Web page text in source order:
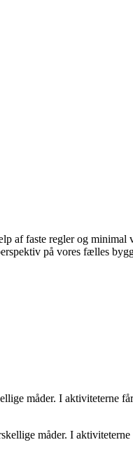
af faste regler og
på vores fælles
måder. I aktiviteterne